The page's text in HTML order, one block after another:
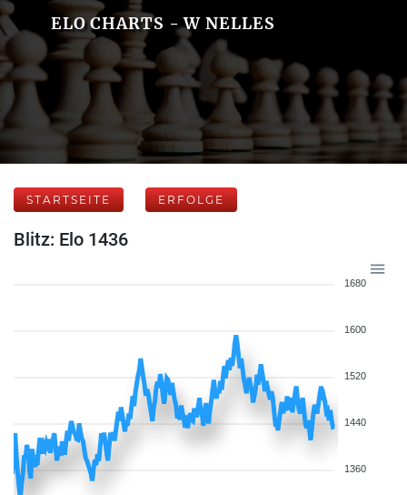
ELO CHARTS - W NELLES
STARTSEITE ERFOLGE
Blitz: Elo 1436
1680
1600
1520
1440
1360